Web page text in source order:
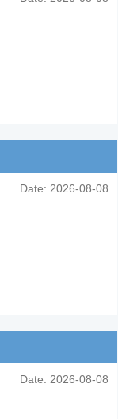
Date: 2026-08-08
Date: 2026-08-08